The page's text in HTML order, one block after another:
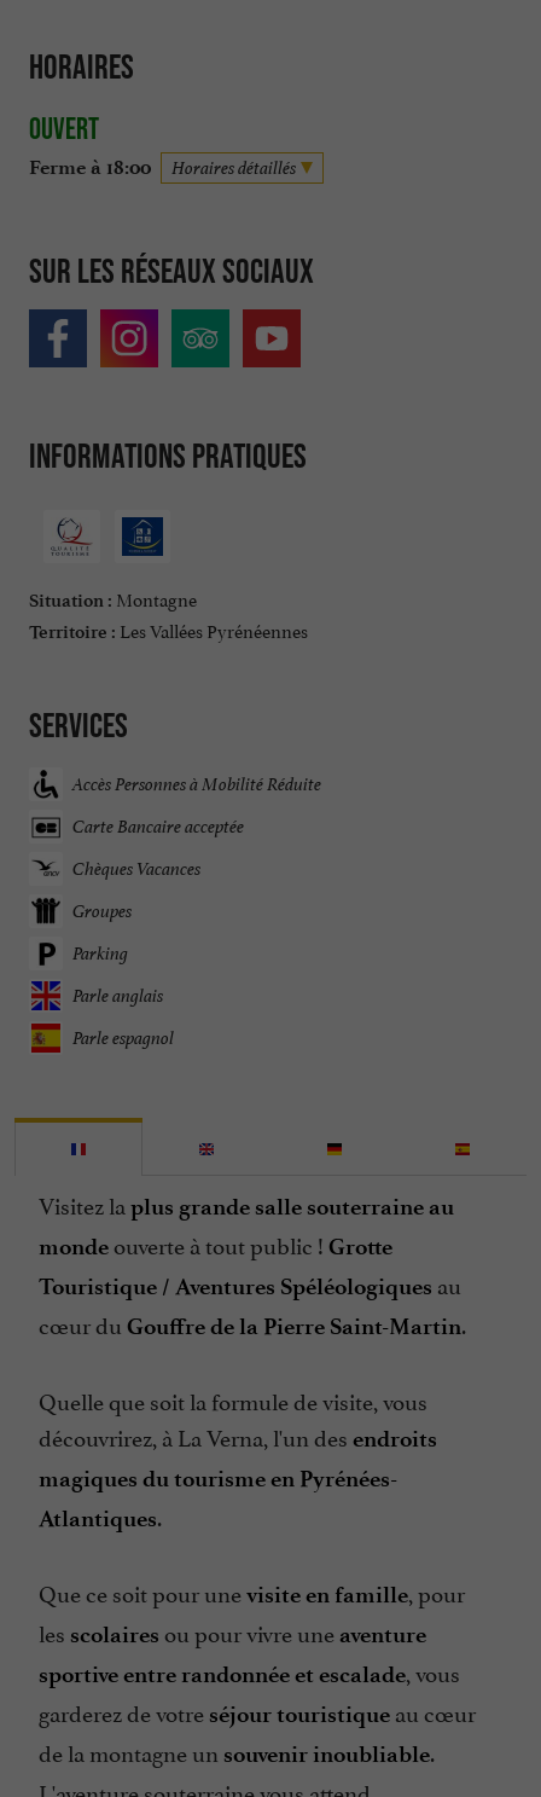
Horaires
Ouvert
Ferme à 18:00 Horaires détaillés
Sur les réseaux sociaux
Informations pratiques
Situation : Montagne
Territoire : Les Vallées Pyrénéennes
Services
Accès Personnes à Mobilité Réduite
Carte Bancaire acceptée
Chèques Vacances
Groupes
Parking
Parle anglais
Parle espagnol
Visitez la plus grande salle souterraine au
monde ouverte à tout public ! Grotte
Touristique / Aventures Spéléologiques au
cœur du Gouffre de la Pierre Saint-Martin.
Quelle que soit la formule de visite, vous
découvrirez, à La Verna, l'un des endroits
magiques du tourisme en Pyrénées-
Atlantiques.
Que ce soit pour unevisite en famille, pour
les scolaires ou pour vivre une aventure
sportive entre randonnée et escalade, vous
garderez de votre séjour touristique au cœur
de la montagne un souvenir inoubliable.